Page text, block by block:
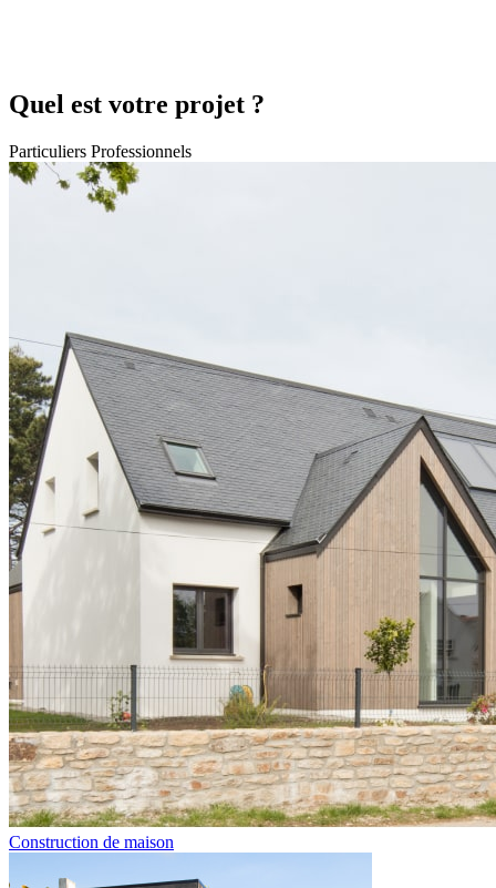
Quel est votre projet ?
Particuliers Professionnels
Construction de maison